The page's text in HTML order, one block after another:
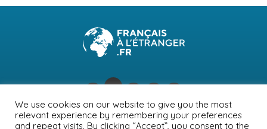
NEWSLETTER PUBLICITÉ CONTACTS MENTIONS LÉGALES
We use cookies on our website to give you the most
relevant experience by remembering your preferences
and repeat visits. By clicking “Accept”, you consent to the